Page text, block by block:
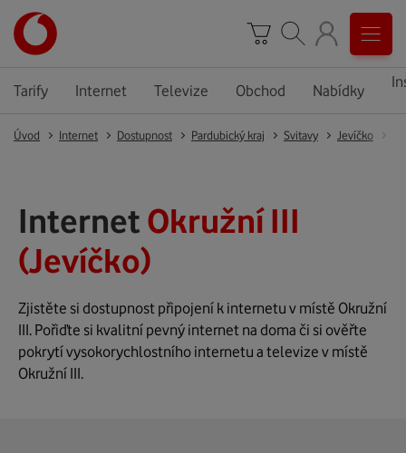
Tarify Internet Televize Obchod Nabídky
Úvod Internet Dostupnost Pardubický kraj Svitavy Jevíčko
Internet Okružní III
(Jevíčko)
Zjistěte si dostupnost připojení k internetu v místě Okružní
III. Pořiďte si kvalitní pevný internet na doma či si ověřte
pokrytí vysokorychlostního internetu a televize v místě
Okružní III.